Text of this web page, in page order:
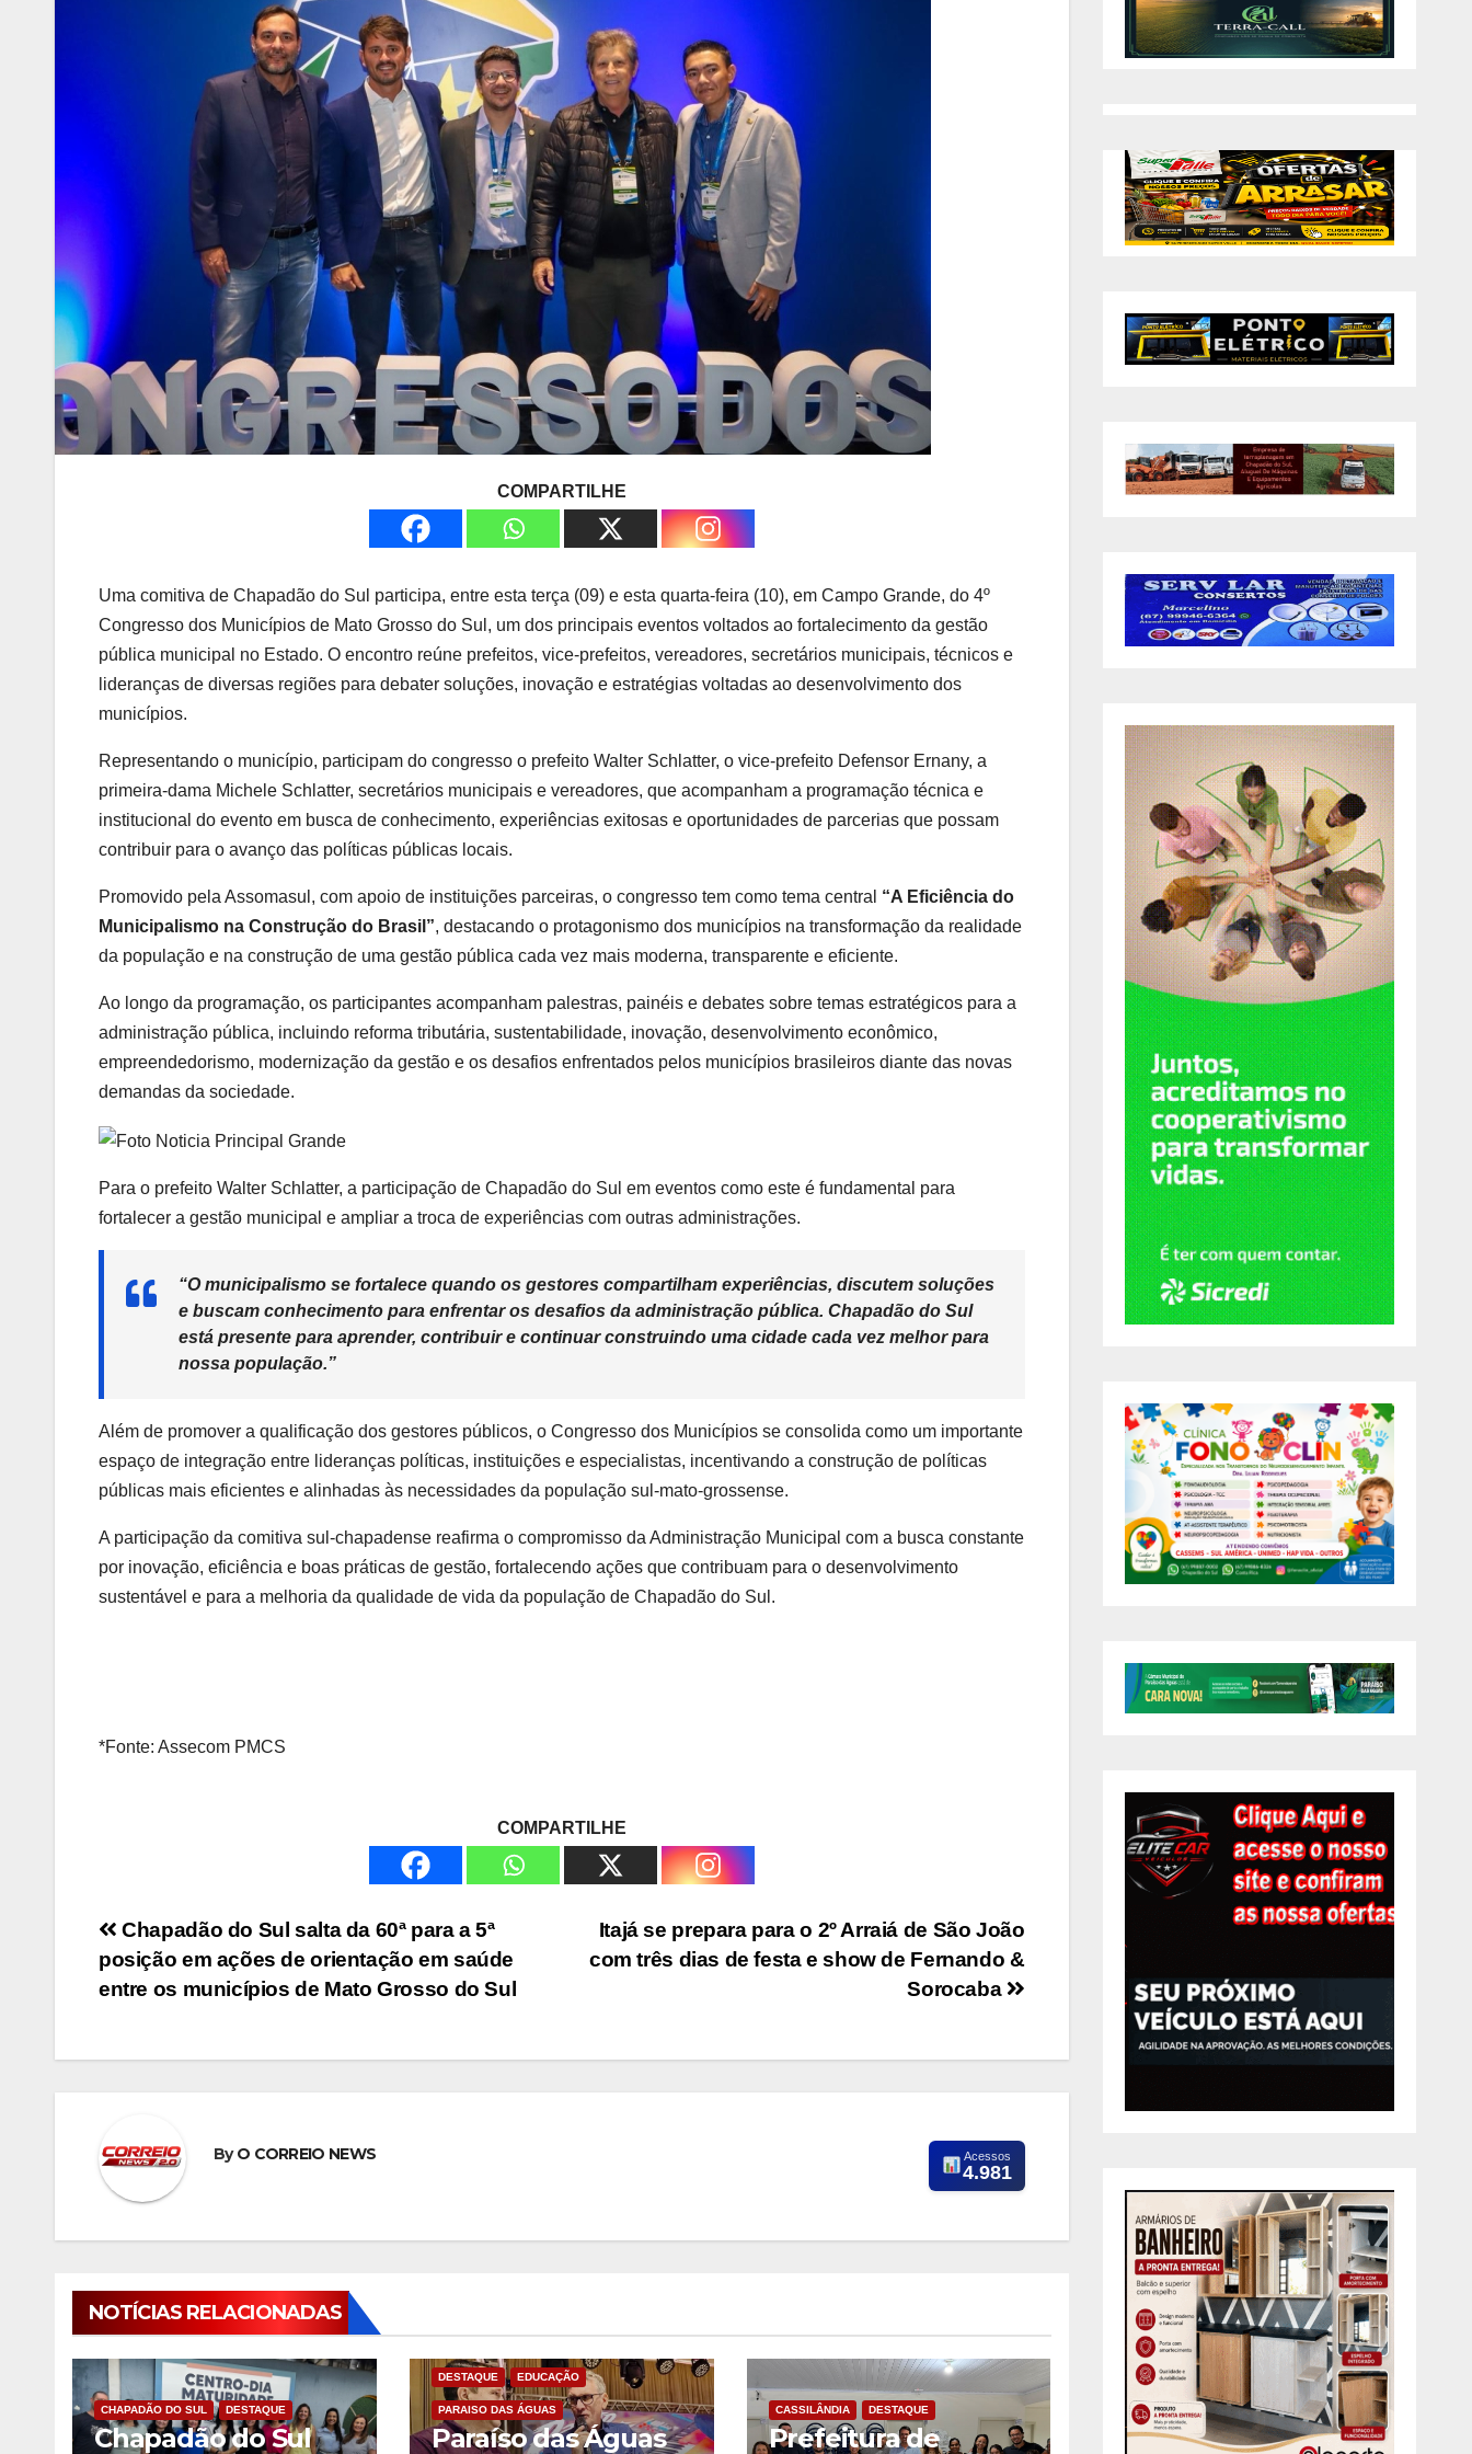
COMPARTILHE
Uma comitiva de Chapadão do Sul participa, entre esta terça (09) e esta quarta-feira (10), em Campo Grande, do 4º
Congresso dos Municípios de Mato Grosso do Sul, um dos principais eventos voltados ao fortalecimento da gestão
pública municipal no Estado. O encontro reúne prefeitos, vice-prefeitos, vereadores, secretários municipais, técnicos e
lideranças de diversas regiões para debater soluções, inovação e estratégias voltadas ao desenvolvimento dos
municípios.
Representando o município, participam do congresso o prefeito Walter Schlatter, o vice-prefeito Defensor Ernany, a
primeira-dama Michele Schlatter, secretários municipais e vereadores, que acompanham a programação técnica e
institucional do evento em busca de conhecimento, experiências exitosas e oportunidades de parcerias que possam
contribuir para o avanço das políticas públicas locais.
Promovido pela Assomasul, com apoio de instituições parceiras, o congresso tem como tema central “A Eficiência do
Municipalismo na Construção do Brasil”, destacando o protagonismo dos municípios na transformação da realidade
da população e na construção de uma gestão pública cada vez mais moderna, transparente e eficiente.
Ao longo da programação, os participantes acompanham palestras, painéis e debates sobre temas estratégicos para a
administração pública, incluindo reforma tributária, sustentabilidade, inovação, desenvolvimento econômico,
empreendedorismo, modernização da gestão e os desafios enfrentados pelos municípios brasileiros diante das novas
demandas da sociedade.
Para o prefeito Walter Schlatter, a participação de Chapadão do Sul em eventos como este é fundamental para
fortalecer a gestão municipal e ampliar a troca de experiências com outras administrações.
“O municipalismo se fortalece quando os gestores compartilham experiências, discutem soluções
e buscam conhecimento para enfrentar os desafios da administração pública. Chapadão do Sul
está presente para aprender, contribuir e continuar construindo uma cidade cada vez melhor para
nossa população.”
Além de promover a qualificação dos gestores públicos, o Congresso dos Municípios se consolida como um importante
espaço de integração entre lideranças políticas, instituições e especialistas, incentivando a construção de políticas
públicas mais eficientes e alinhadas às necessidades da população sul-mato-grossense.
A participação da comitiva sul-chapadense reafirma o compromisso da Administração Municipal com a busca constante
por inovação, eficiência e boas práticas de gestão, fortalecendo ações que contribuam para o desenvolvimento
sustentável e para a melhoria da qualidade de vida da população de Chapadão do Sul.
*Fonte: Assecom PMCS
COMPARTILHE
Navegação
de
Itajá se prepara para o 2º Arraiá de São João
com três dias de festa e show de Fernando &
Sorocaba
Chapadão do Sul salta da 60ª para a 5ª
posição em ações de orientação em saúde
entre os municípios de Mato Grosso do Sul
ByO CORREIO NEWS Acessos
4.981
NOTÍCIAS RELACIONADAS
CHAPADÃO DO SUL DESTAQUE
Chapadão do Sul
DESTAQUE EDUCAÇÃO
PARAISO DAS ÁGUAS
Paraíso das Águas
CASSILÂNDIA DESTAQUE
Prefeitura de